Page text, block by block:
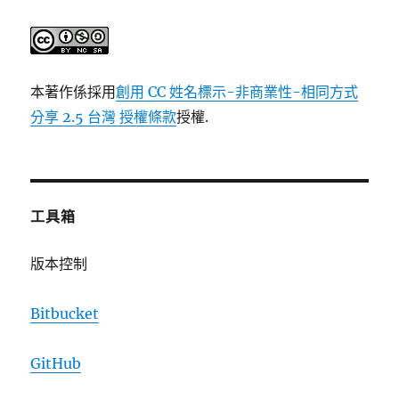
本著作係採用創用 CC 姓名標示-非商業性-相同方式
分享 2.5 台灣 授權條款授權.
工具箱
版本控制
Bitbucket
GitHub